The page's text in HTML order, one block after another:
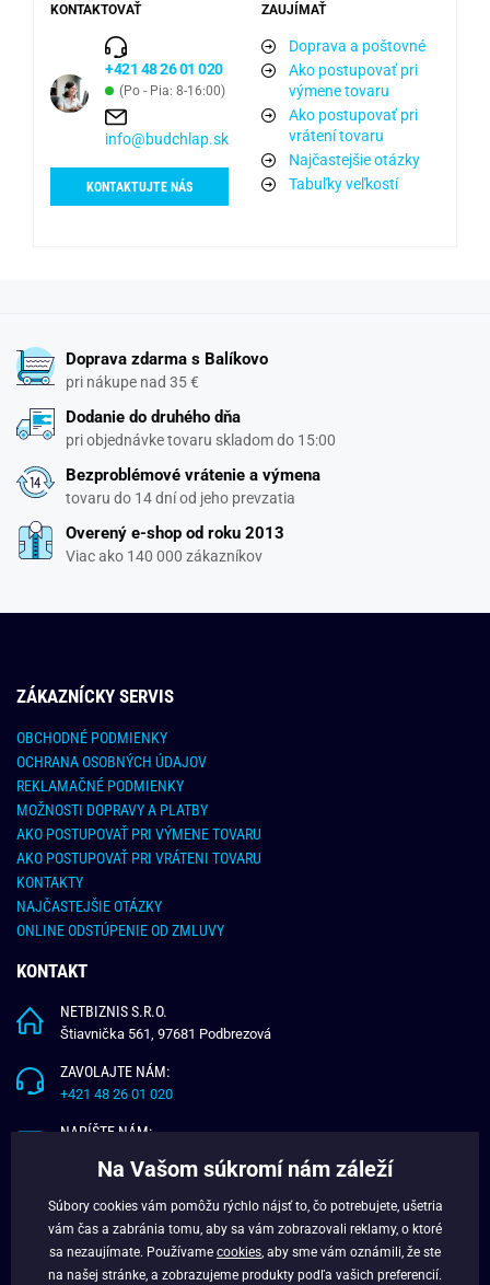
KONTAKTOVAŤ
+421 48 26 01 020
(Po - Pia: 8-16:00)
info@budchlap.sk
KONTAKTUJTE NÁS
ZAUJÍMAŤ
Doprava a poštovné
Ako postupovať pri
výmene tovaru
Ako postupovať pri
vrátení tovaru
Najčastejšie otázky
Tabuľky veľkostí
Doprava zdarma s Balíkovo
pri nákupe nad 35 €
Dodanie do druhého dňa
pri objednávke tovaru skladom do 15:00
Bezproblémové vrátenie a výmena
tovaru do 14 dní od jeho prevzatia
Overený e-shop od roku 2013
Viac ako 140 000 zákazníkov
ZÁKAZNÍCKY SERVIS
OBCHODNÉ PODMIENKY
OCHRANA OSOBNÝCH ÚDAJOV
REKLAMAČNÉ PODMIENKY
MOŽNOSTI DOPRAVY A PLATBY
AKO POSTUPOVAŤ PRI VÝMENE TOVARU
AKO POSTUPOVAŤ PRI VRÁTENI TOVARU
KONTAKTY
NAJČASTEJŠIE OTÁZKY
ONLINE ODSTÚPENIE OD ZMLUVY
KONTAKT
NETBIZNIS S.R.O.
Štiavnička 561, 97681 Podbrezová
ZAVOLAJTE NÁM:
+421 48 26 01 020
NAPÍŠTE NÁM:
O NÁS
VERNOSTNÝ PROGRAM
Na Vašom súkromí nám záleží
Súbory cookies vám pomôžu rýchlo nájsť to, čo potrebujete, ušetria
vám čas a zabránia tomu, aby sa vám zobrazovali reklamy, o ktoré
sa nezaujímate. Používame cookies , aby sme vám oznámili, že ste
na našej stránke, a zobrazujeme produkty podľa vašich preferencií.